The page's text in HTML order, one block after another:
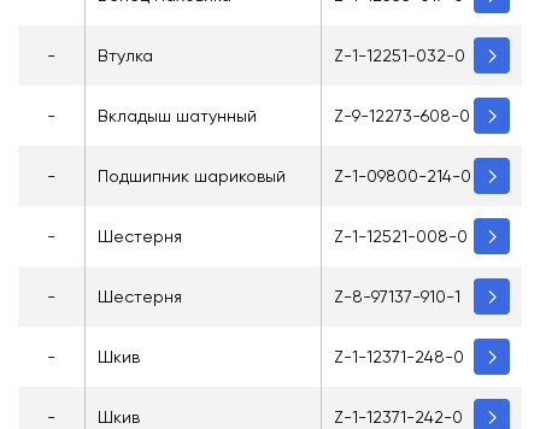
- Втулка Z-1-12251-032-0
- Вкладыш шатунный Z-9-12273-608-0
- Подшипник шариковый Z-1-09800-214-0
- Шестерня Z-1-12521-008-0
- Шестерня Z-8-97137-910-1
- Шкив Z-1-12371-248-0
- Шкив Z-1-12371-242-0